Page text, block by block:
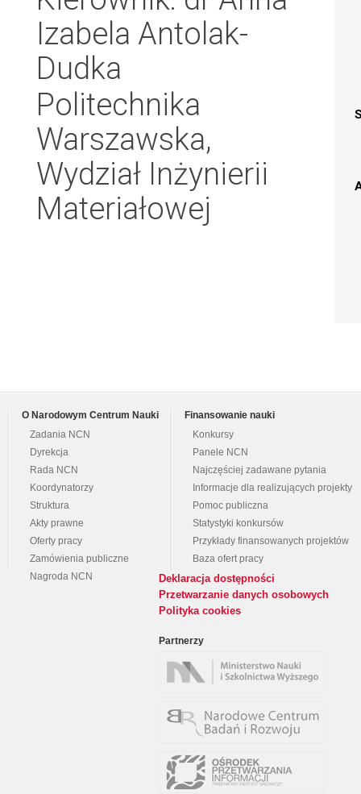
Izabela Antolak-
Dudka
Politechnika
Warszawska,
Wydział Inżynierii
Materiałowej
O Narodowym Centrum Nauki
Zadania NCN
Dyrekcja
Rada NCN
Koordynatorzy
Struktura
Akty prawne
Oferty pracy
Zamówienia publiczne
Nagroda NCN
Finansowanie nauki
Konkursy
Panele NCN
Najczęściej zadawane pytania
Informacje dla realizujących projekty
Pomoc publiczna
Statystyki konkursów
Przykłady finansowanych projektów
Baza ofert pracy
Deklaracja dostępności
Przetwarzanie danych osobowych
Polityka cookies
Partnerzy